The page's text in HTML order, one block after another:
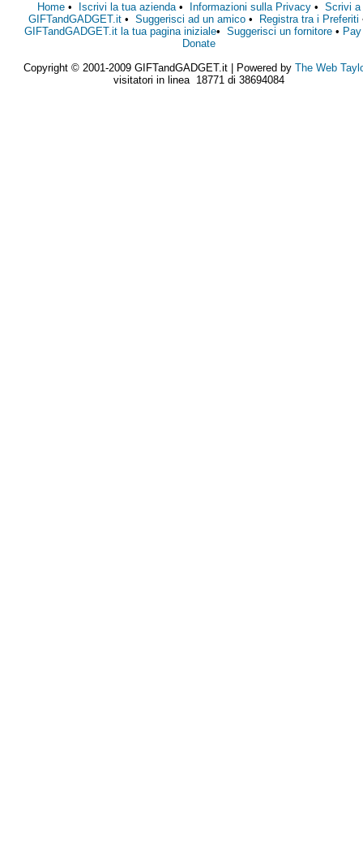
Home• Iscrivi la tua azienda• Informazioni sulla Privacy• Scrivi a
GIFTandGADGET.it• Suggerisci ad un amico• Registra tra i Preferiti
GIFTandGADGET.it la tua pagina iniziale• Suggerisci un fornitore •
Donate
Copyright © 2001-2009 GIFTandGADGET.it | Powered by The Web
visitatori in linea 18771 di 38694084